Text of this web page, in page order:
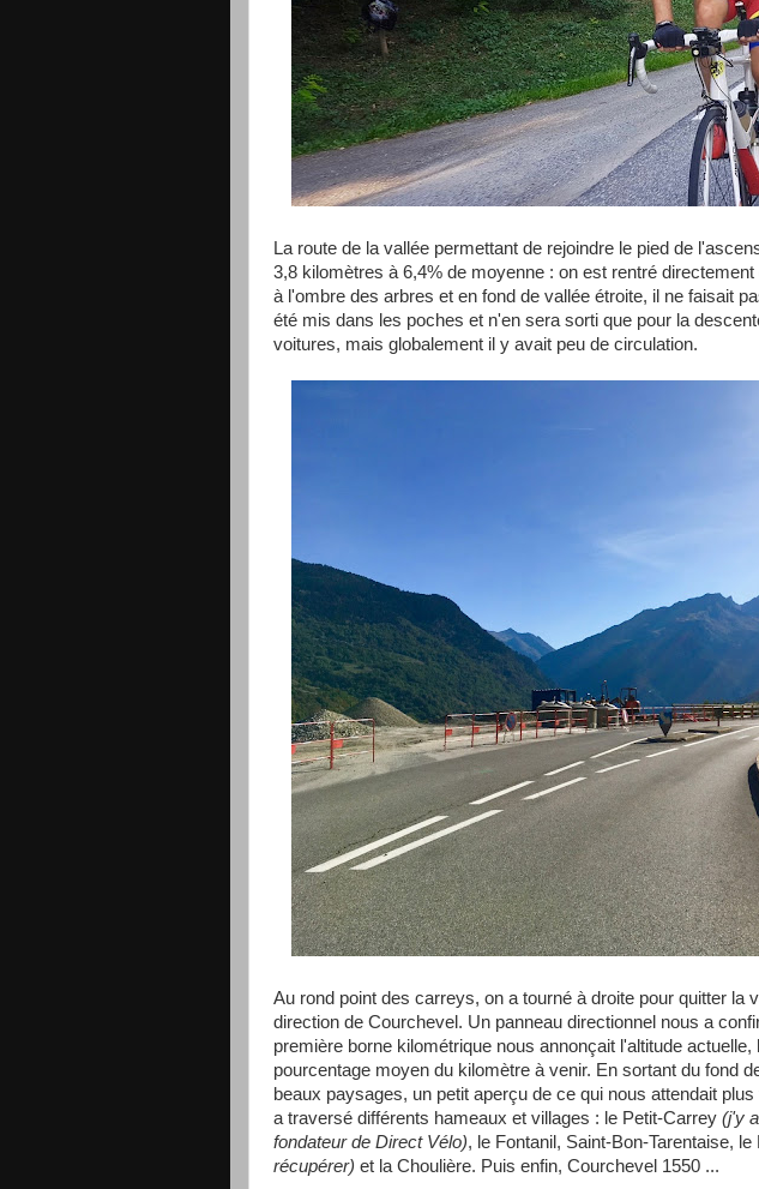
La route de la vallée permettant de rejoindre le pied de
3,8 kilomètres à 6,4% de moyenne : on est rentré
à l'ombre des arbres et en fond de vallée étroite, il ne faisait
été mis dans les poches et n'en sera sorti que pour la
voitures, mais globalement il y avait peu de circulation.
Au rond point des carreys, on a tourné à droite pour quitter la
direction de Courchevel. Un panneau directionnel nous a
première borne kilométrique nous annonçait l'altitude
pourcentage moyen du kilomètre à venir. En sortant du fond
beaux paysages, un petit aperçu de ce qui nous attendait
a traversé différents hameaux et villages : le Petit-Carrey (j'y
fondateur de Direct Vélo), le Fontanil, Saint-Bon-Tarentaise, le
récupérer) et la Choulière. Puis enfin, Courchevel 1550 ...